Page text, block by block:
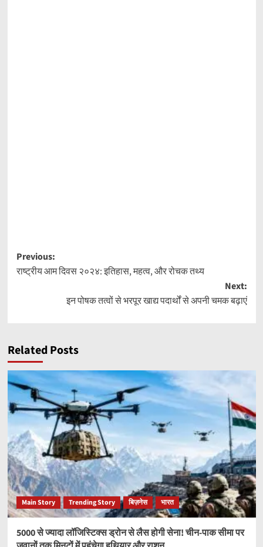
Post
navigation
Previous:
राष्ट्रीय आम दिवस २०२४: इतिहास, महत्व, और रोचक तथ्य
Next:
इन पोषक तत्वों से भरपूर खाद्य पदार्थों से अपनी चमक बढ़ाएं
Related Posts
Main Story Trending Story बिज़नेस भारत
5000 से ज्यादा लॉजिस्टिक्स ड्रोन से लैस होगी सेना! चीन-पाक सीमा पर